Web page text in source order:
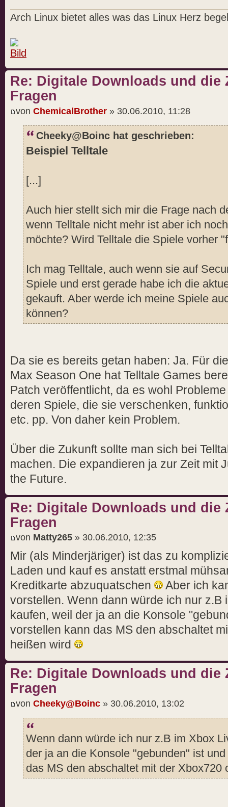
Arch Linux bietet alles was das Linux Herz
Re: Digitale Downloads und die
Fragen
von ChemicalBrother » 30.06.2010, 11:28
Cheeky@Boinc hat geschrieben:
Beispiel Telltale
[...]
Auch hier stellt sich mir die Frage nach
wenn Telltale nicht mehr ist aber ich
möchte? Wird Telltale die Spiele vorher
Ich mag Telltale, auch wenn sie auf
Spiele und erst gerade habe ich die
gekauft. Aber werde ich meine Spiele
können?
Da sie es bereits getan haben: Ja. Für
Max Season One hat Telltale Games
Patch veröffentlicht, da es wohl
deren Spiele, die sie verschenken,
etc. pp. Von daher kein Problem.
Über die Zukunft sollte man sich bei
machen. Die expandieren ja zur Zeit mit
the Future.
Re: Digitale Downloads und die
Fragen
von Matty265 » 30.06.2010, 12:35
Mir (als Minderjäriger) ist das zu
Laden und kauf es anstatt erstmal
Kreditkarte abzuquatschen
Aber ich
vorstellen. Wenn dann würde ich nur z.B
kaufen, weil der ja an die Konsole
vorstellen kann das MS den abschaltet
heißen wird
Re: Digitale Downloads und die
Fragen
von Cheeky@Boinc » 30.06.2010, 13:02
Wenn dann würde ich nur z.B im Xbox
der ja an die Konsole "gebunden" ist
das MS den abschaltet mit der Xbox720